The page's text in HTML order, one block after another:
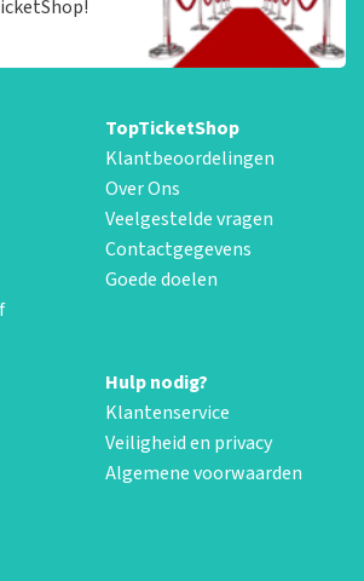
TopTicketShop
Klantbeoordelingen
Over Ons
Veelgestelde vragen
Contactgegevens
Goede doelen
Hulp nodig?
Klantenservice
Veiligheid en privacy
Algemene voorwaarden